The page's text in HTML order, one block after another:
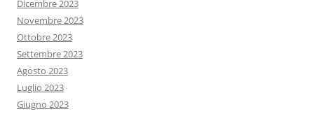
Dicembre 2023
Novembre 2023
Ottobre 2023
Settembre 2023
Agosto 2023
Luglio 2023
Giugno 2023